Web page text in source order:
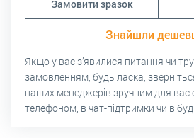
Замовити зразок
Знайшли
Якщо у вас з’явилися питання чи
замовленням, будь ласка,
наших менеджерів зручним для вас
телефоном, в чат-підтримки чи в